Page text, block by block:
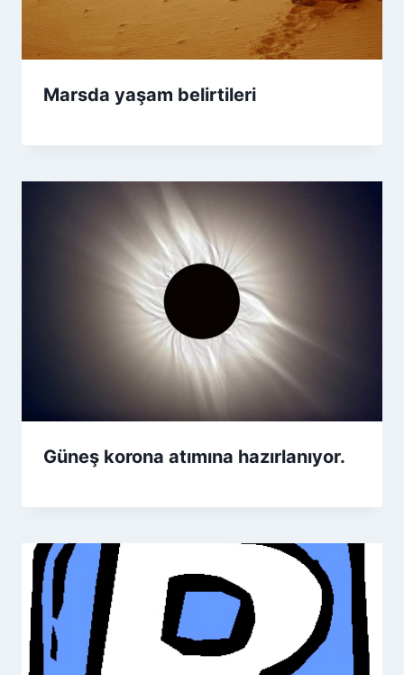
Marsda yaşam belirtileri
Güneş korona atımına hazırlanıyor.